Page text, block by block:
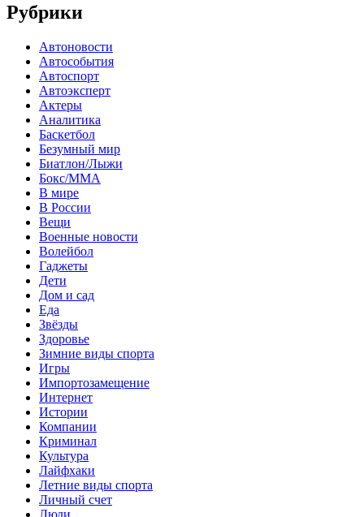
Рубрики
Автоновости
Автособытия
Автоспорт
Автоэксперт
Актеры
Аналитика
Баскетбол
Безумный мир
Биатлон/Лыжи
Бокс/MMA
В мире
В России
Вещи
Военные новости
Волейбол
Гаджеты
Дети
Дом и сад
Еда
Звёзды
Здоровье
Зимние виды спорта
Игры
Импортозамещение
Интернет
Истории
Компании
Криминал
Культура
Лайфхаки
Летние виды спорта
Личный счет
Люди